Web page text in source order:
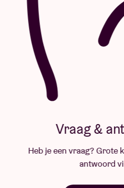
Vraag &
Heb je een vraag? Grote
antwoord